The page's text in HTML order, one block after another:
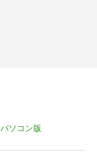
パソコン版